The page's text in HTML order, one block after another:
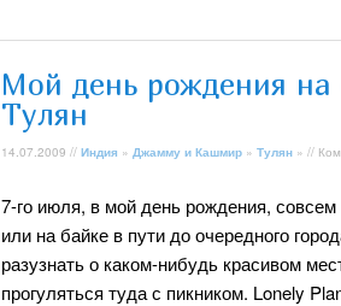
Мой день рождения на
Тулян
14.07.2009 // Индия » Джамму и Кашмир » Тулян » //
7-го июля, в мой день рождения,
или на байке в пути до очередного
разузнать о каком-нибудь красивом
прогуляться туда с пикником. Lonely